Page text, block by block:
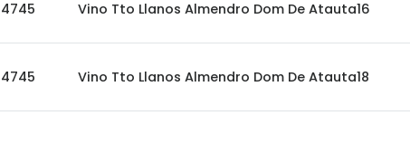
4745 Vino Tto Llanos Almendro Dom De Atauta16
4745 Vino Tto Llanos Almendro Dom De Atauta18